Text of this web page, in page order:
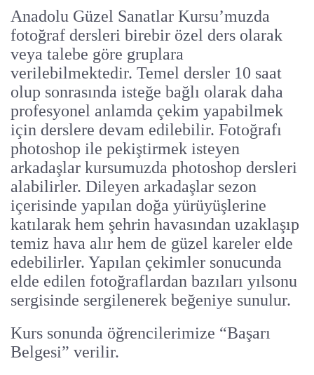
Anadolu Güzel Sanatlar Kursu’muzda
fotoğraf dersleri birebir özel ders olarak
veya talebe göre gruplara
verilebilmektedir. Temel dersler 10 saat
olup sonrasında isteğe bağlı olarak daha
profesyonel anlamda çekim yapabilmek
için derslere devam edilebilir. Fotoğrafı
photoshop ile pekiştirmek isteyen
arkadaşlar kursumuzda photoshop dersleri
alabilirler. Dileyen arkadaşlar sezon
içerisinde yapılan doğa yürüyüşlerine
katılarak hem şehrin havasından uzaklaşıp
temiz hava alır hem de güzel kareler elde
edebilirler. Yapılan çekimler sonucunda
elde edilen fotoğraflardan bazıları yılsonu
sergisinde sergilenerek beğeniye sunulur.
Kurs sonunda öğrencilerimize “Başarı
Belgesi” verilir.